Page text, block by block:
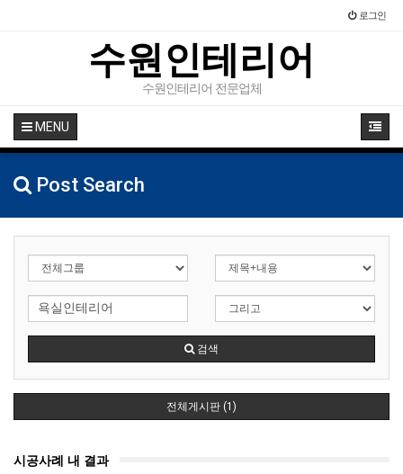
로그인
수원인테리어
수원인테리어 전문업체
MENU
Post Search
검색
전체게시판 (1)
시공사례 내 결과